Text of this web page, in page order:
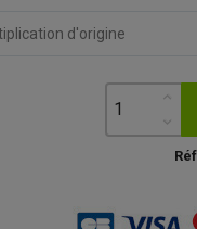
d'origine